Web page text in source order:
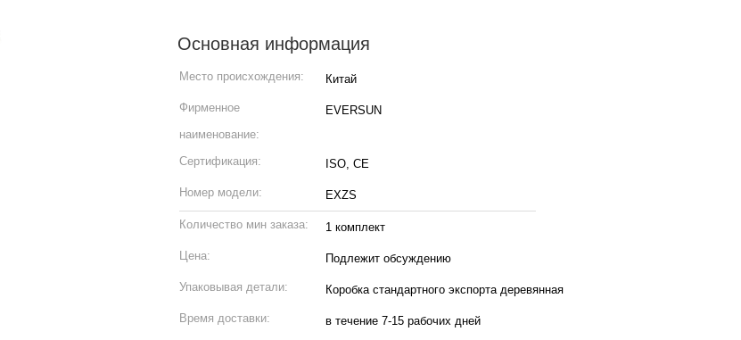
Основная информация
Место происхождения: Китай
Фирменное
наименование:
EVERSUN
Сертификация: ISO, CE
Номер модели: EXZS
Количество мин заказа: 1 комплект
Цена: Подлежит обсуждению
Упаковывая детали: Коробка стандартного экспорта деревянная
Время доставки: в течение 7-15 рабочих дней